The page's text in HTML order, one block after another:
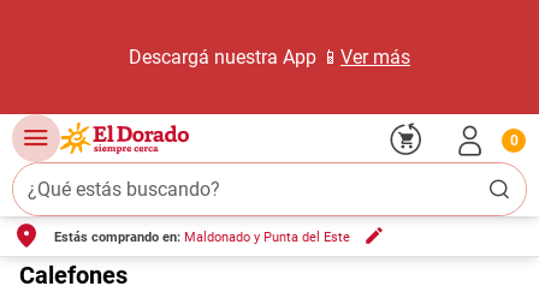
Descargá nuestra App 📱 Ver más
¿Qué estás buscando?
0
Estás comprando en: Maldonado y Punta del Este
Calefones
TÉRMINOS MÁS BUSCADOS